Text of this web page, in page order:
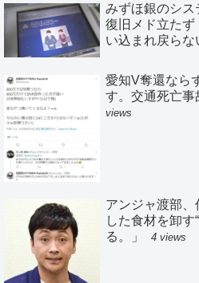
みずほ銀のシ
復旧メド立た
い込まれ戻らな
愛知V奪還なら
す。交通死亡事
views
アンジャ渡部
した食材を卸す
る。」
4 views